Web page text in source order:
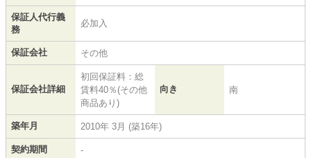
保証人代行義
務
必加入
保証会社 その他
保証会社詳細
初回保証料：総
賃料40％(その他
商品あり)
向き 南
築年月 2010年 3月 (築16年)
契約期間 -